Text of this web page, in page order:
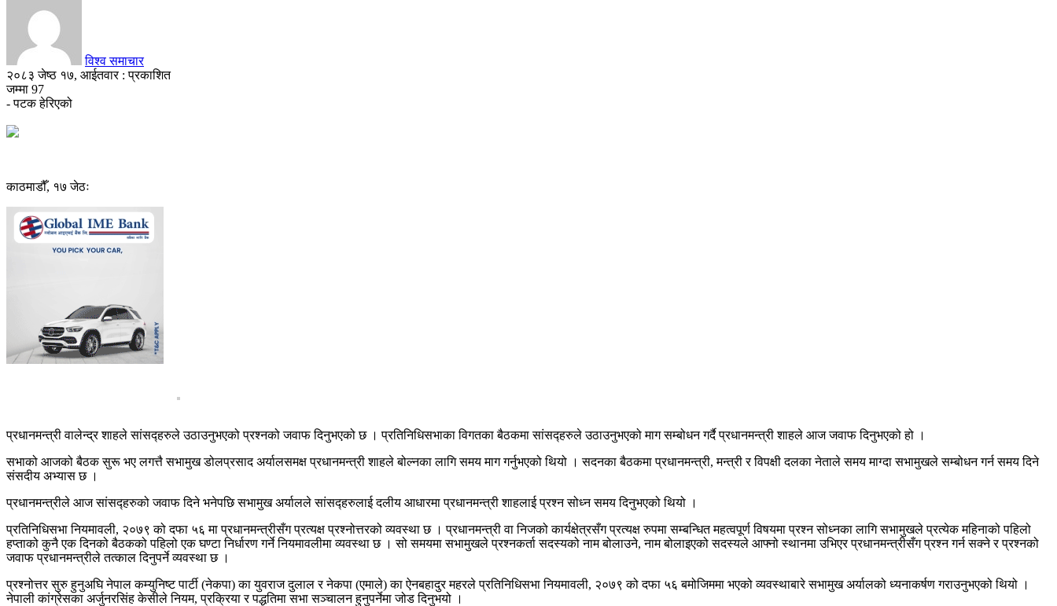
विश्व समाचार
२०८३ जेष्ठ १७, आईतवार : प्रकाशित
जम्मा 97
- पटक हेरिएको
काठमाडौँ, १७ जेठः
प्रधानमन्त्री वालेन्द्र शाहले सांसद्हरुले उठाउनुभएको प्रश्नको जवाफ दिनुभएको छ । प्रतिनिधिसभाका विगतका बैठकमा सांसद्हरुले उठाउनुभएको माग सम्बोधन गर्दै प्रधानमन्त्री शाहले आज जवाफ दिनुभएको हो ।
सभाको आजको बैठक सुरू भए लगत्तै सभामुख डोलप्रसाद अर्यालसमक्ष प्रधानमन्त्री शाहले बोल्नका लागि समय माग गर्नुभएको थियो । सदनका बैठकमा प्रधानमन्त्री, मन्त्री र विपक्षी दलका नेताले समय माग्दा सभामुखले सम्बोधन गर्न समय दिने
संसदीय अभ्यास छ ।
प्रधानमन्त्रीले आज सांसद्हरुको जवाफ दिने भनेपछि सभामुख अर्यालले सांसद्हरुलाई दलीय आधारमा प्रधानमन्त्री शाहलाई प्रश्न सोध्न समय दिनुभएको थियो ।
प्रतिनिधिसभा नियमावली, २०७९ को दफा ५६ मा प्रधानमन्त्रीसँग प्रत्यक्ष प्रश्नोत्तरको व्यवस्था छ । प्रधानमन्त्री वा निजको कार्यक्षेत्रसँग प्रत्यक्ष रुपमा सम्बन्धित महत्वपूर्ण विषयमा प्रश्न सोध्नका लागि सभामुखले प्रत्येक महिनाको पहिलो
हप्ताको कुनै एक दिनको बैठकको पहिलो एक घण्टा निर्धारण गर्ने नियमावलीमा व्यवस्था छ । सो समयमा सभामुखले प्रश्नकर्ता सदस्यको नाम बोलाउने, नाम बोलाइएको सदस्यले आफ्नो स्थानमा उभिएर प्रधानमन्त्रीसँग प्रश्न गर्न सक्ने र प्रश्नको
जवाफ प्रधानमन्त्रीले तत्काल दिनुपर्ने व्यवस्था छ ।
प्रश्नोत्तर सुरु हुनुअघि नेपाल कम्युनिष्ट पार्टी (नेकपा) का युवराज दुलाल र नेकपा (एमाले) का ऐनबहादुर महरले प्रतिनिधिसभा नियमावली, २०७९ को दफा ५६ बमोजिममा भएको व्यवस्थाबारे सभामुख अर्यालको ध्यनाकर्षण गराउनुभएको थियो ।
नेपाली कांग्रेसका अर्जुनरसिंह केसीले नियम, प्रक्रिया र पद्धतिमा सभा सञ्चालन हुनुपर्नेमा जोड दिनुभयो ।